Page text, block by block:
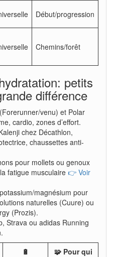
Début/progression
Chemins/forêt
petits
différence
venu) et Polar
cardio, zones d’effort.
chez Décathlon,
chaussettes anti-
pour mollets ou genoux
fatigue musculaire 👉 Voir
magnésium pour
naturelles (Cuure) ou
(Prozis).
Strava ou adidas Running
🔋
🧩 Pour qui